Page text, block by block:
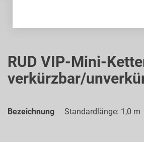
RUD VIP-Mini-
verkürzbar/
Bezeichnung Standardlänge: 1,0 m
Anfang
der
Bildgalerie